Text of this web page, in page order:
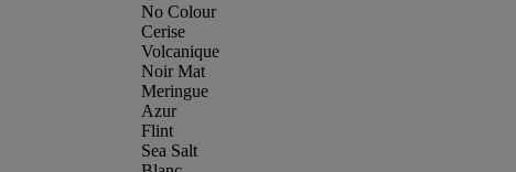
No Colour
Cerise
Volcanique
Noir Mat
Meringue
Azur
Flint
Sea Salt